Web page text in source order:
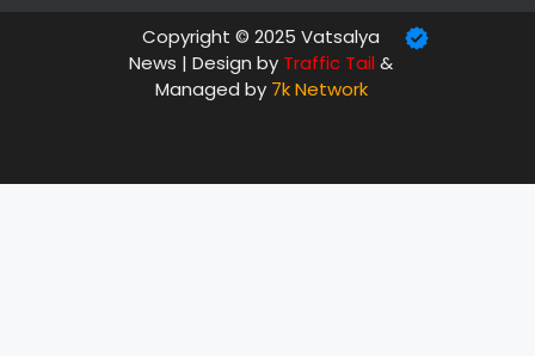
Copyright © 2025 Vatsalya
News | Design by Traffic Tail&
Managed by 7k Network